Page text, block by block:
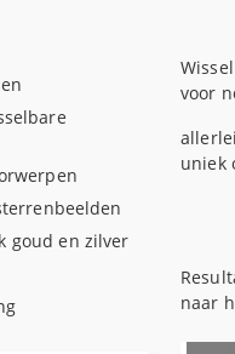
goud en zilver
voor
uniek
naar